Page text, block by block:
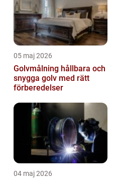
05 maj 2026
Golvmålning hållbara och
snygga golv med rätt
förberedelser
04 maj 2026